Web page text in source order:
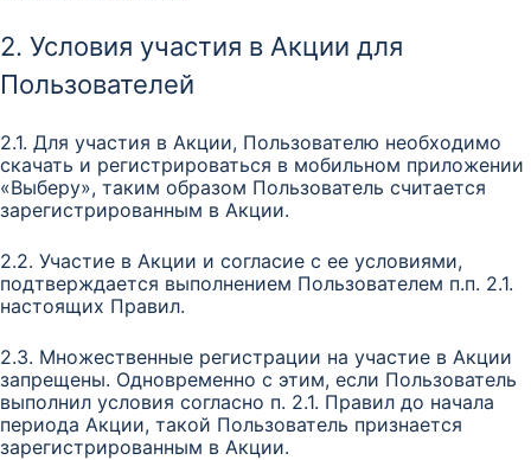
2. Условия участия в Акции для
Пользователей
2.1. Для участия в Акции, Пользователю необходимо
скачать и регистрироваться в мобильном приложении
«Выберу», таким образом Пользователь считается
зарегистрированным в Акции.
2.2. Участие в Акции и согласие с ее условиями,
подтверждается выполнением Пользователем п.п. 2.1.
настоящих Правил.
2.3. Множественные регистрации на участие в Акции
запрещены. Одновременно с этим, если Пользователь
выполнил условия согласно п. 2.1. Правил до начала
периода Акции, такой Пользователь признается
зарегистрированным в Акции.